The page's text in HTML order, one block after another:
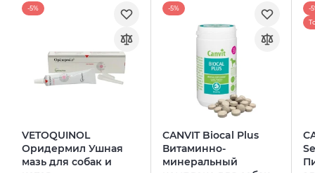
-5%
VETOQUINOL
Оридермил Ушная
мазь для собак и
-5%
CANVIT Biocal Plus
Витаминно-
минеральный
-